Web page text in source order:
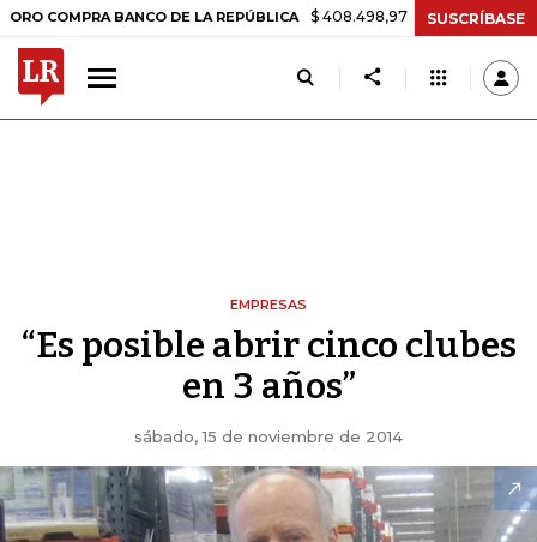
BANCO DE LA REPÚBLICA $ 408.498,97 +$ 8.753,81 +2,19%
SUSCRÍBASE
EMPRESAS
“Es posible abrir cinco clubes
en 3 años”
sábado, 15 de noviembre de 2014